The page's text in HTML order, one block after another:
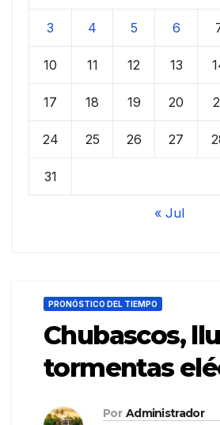
3 4 5 6
10 11 12 13
17 18 19 20
24 25 26 27
31
« Jul
PRONÓSTICO DEL TIEMPO
Chubascos,
tormentas
Por Administrador